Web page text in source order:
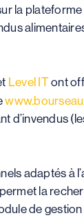
la
Level ITont
adaptés à
la
de